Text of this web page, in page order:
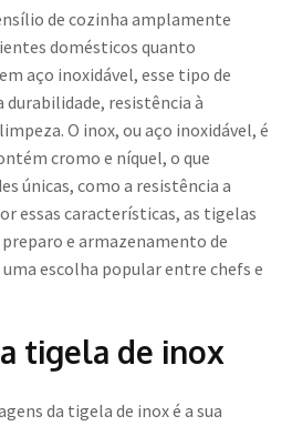
de cozinha amplamente
domésticos quanto
aço inoxidável, esse tipo de
durabilidade, resistência à
O inox, ou aço inoxidável, é
cromo e níquel, o que
únicas, como a resistência a
essas características, as tigelas
e armazenamento de
escolha popular entre chefs e
tigela de inox
da tigela de inox é a sua